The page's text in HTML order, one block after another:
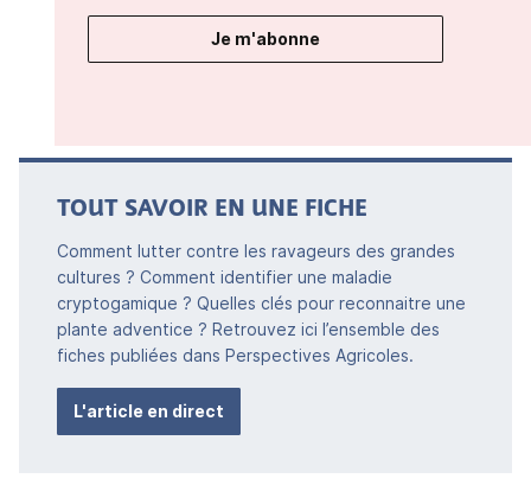
Je m'abonne
TOUT SAVOIR EN UNE FICHE
Comment lutter contre les ravageurs des grandes
cultures ? Comment identifier une maladie
cryptogamique ? Quelles clés pour reconnaitre une
plante adventice ? Retrouvez ici l’ensemble des
fiches publiées dans Perspectives Agricoles.
L'article en direct